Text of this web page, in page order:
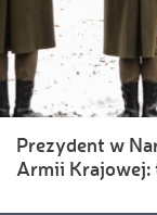
Prezydent w
Armii Krajowej: